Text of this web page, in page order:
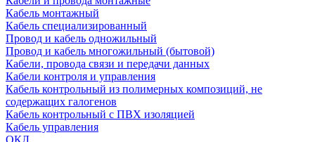
Кабель монтажный
Кабель специализированный
Провод и кабель одножильный
Провод и кабель многожильный (бытовой)
Кабели, провода связи и передачи данных
Кабели контроля и управления
Кабель контрольный из полимерных композиций, не
содержащих галогенов
Кабель контрольный с ПВХ изоляцией
Кабель управления
ОКЛ